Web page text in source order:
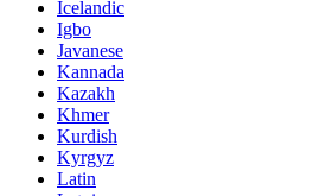
Icelandic
Igbo
Javanese
Kannada
Kazakh
Khmer
Kurdish
Kyrgyz
Latin